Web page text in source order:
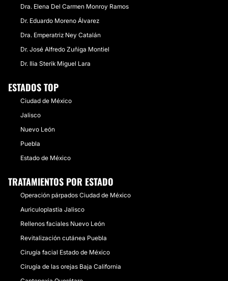
Dra. Elena Del Carmen Monroy Ramos
Dr. Eduardo Moreno Álvarez
Dra. Emperatriz Ney Catalán
Dr. José Alfredo Zuñiga Montiel
Dr. Ilia Sterik Miguel Lara
ESTADOS TOP
Ciudad de México
Jalisco
Nuevo León
Puebla
Estado de México
TRATAMIENTOS POR ESTADO
Operación párpados Ciudad de México
Auriculoplastia Jalisco
Rellenos faciales Nuevo León
Revitalización cutánea Puebla
Cirugía facial Estado de México
Cirugía de las orejas Baja California